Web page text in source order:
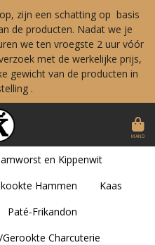
zijn een schatting op basis
de producten. Nadat we je
we ten vroegste 2 uur vóór
met de werkelijke prijs,
gewicht van de producten in
.
MAND
en Kippenwit
Hammen
Kaas
Paté-Frikandon
Charcuterie